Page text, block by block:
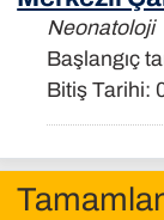
Neonatoloji
Başlangıç
Bitiş Tarihi: